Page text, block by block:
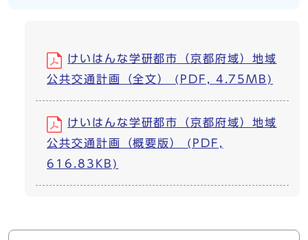
けいはんな学研都市（京都府域）地域
公共交通計画（全文） (PDF, 4.75MB)
けいはんな学研都市（京都府域）地域
公共交通計画（概要版） (PDF,
616.83KB)